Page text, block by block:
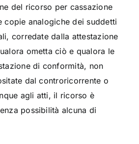
del ricorso per cassazione
copie analogiche dei suddetti
corredate dalla attestazione
ometta ciò e qualora le
di conformità, non
dal controricorrente o
agli atti, il ricorso è
possibilità alcuna di